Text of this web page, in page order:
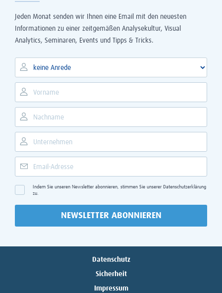
Jeden Monat senden wir Ihnen eine Email mit den neuesten
Informationen zu einer zeitgemäßen Analysekultur, Visual
Analytics, Seminaren, Events und Tipps & Tricks.
Indem Sie unseren Newsletter abonnieren, stimmen Sie unserer Datenschutzerklärung
zu.
NEWSLETTER ABONNIEREN
Datenschutz
Sicherheit
Impressum